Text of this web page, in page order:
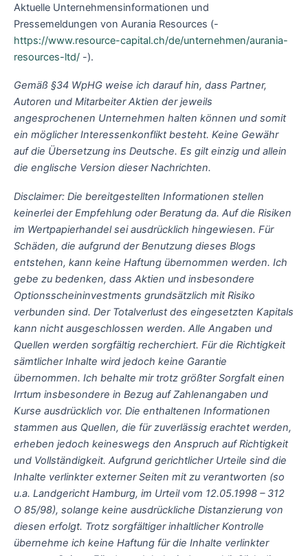
Aktuelle Unternehmensinformationen und
Pressemeldungen von Aurania Resources (-
https://www.resource-capital.ch/de/unternehmen/aurania-
resources-ltd/ -).
Gemäß §34 WpHG weise ich darauf hin, dass Partner,
Autoren und Mitarbeiter Aktien der jeweils
angesprochenen Unternehmen halten können und somit
ein möglicher Interessenkonflikt besteht. Keine Gewähr
auf die Übersetzung ins Deutsche. Es gilt einzig und allein
die englische Version dieser Nachrichten.
Disclaimer: Die bereitgestellten Informationen stellen
keinerlei der Empfehlung oder Beratung da. Auf die Risiken
im Wertpapierhandel sei ausdrücklich hingewiesen. Für
Schäden, die aufgrund der Benutzung dieses Blogs
entstehen, kann keine Haftung übernommen werden. Ich
gebe zu bedenken, dass Aktien und insbesondere
Optionsscheininvestments grundsätzlich mit Risiko
verbunden sind. Der Totalverlust des eingesetzten Kapitals
kann nicht ausgeschlossen werden. Alle Angaben und
Quellen werden sorgfältig recherchiert. Für die Richtigkeit
sämtlicher Inhalte wird jedoch keine Garantie
übernommen. Ich behalte mir trotz größter Sorgfalt einen
Irrtum insbesondere in Bezug auf Zahlenangaben und
Kurse ausdrücklich vor. Die enthaltenen Informationen
stammen aus Quellen, die für zuverlässig erachtet werden,
erheben jedoch keineswegs den Anspruch auf Richtigkeit
und Vollständigkeit. Aufgrund gerichtlicher Urteile sind die
Inhalte verlinkter externer Seiten mit zu verantworten (so
u.a. Landgericht Hamburg, im Urteil vom 12.05.1998 – 312
O 85/98), solange keine ausdrückliche Distanzierung von
diesen erfolgt. Trotz sorgfältiger inhaltlicher Kontrolle
übernehme ich keine Haftung für die Inhalte verlinkter